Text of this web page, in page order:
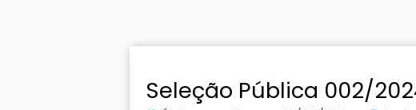
Seleção Pública 002/